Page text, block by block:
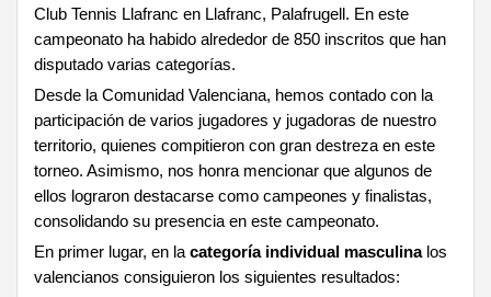
Club Tennis Llafranc en Llafranc, Palafrugell. En este
campeonato ha habido alrededor de 850 inscritos que han
disputado varias categorías.
Desde la Comunidad Valenciana, hemos contado con la
participación de varios jugadores y jugadoras de nuestro
territorio, quienes compitieron con gran destreza en este
torneo. Asimismo, nos honra mencionar que algunos de
ellos lograron destacarse como campeones y finalistas,
consolidando su presencia en este campeonato.
En primer lugar, en lacategoría individual masculinalos
valencianos consiguieron los siguientes resultados: